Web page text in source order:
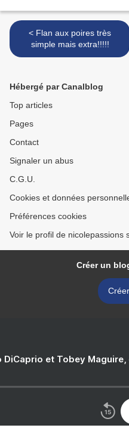
< Flan aux poires très
simple mais extra!!!!!
Hébergé par Canalblog
Top articles
Pages
Contact
Signaler un abus
C.G.U.
Cookies et données
Préférences cookies
Voir le profil de nicolepassions
Créer un
DiCaprio et Tobey